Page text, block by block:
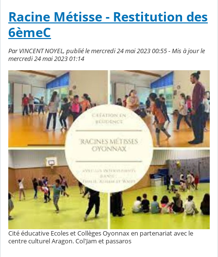
Racine Métisse - Restitution des
6èmeC
Par VINCENT NOYEL, publié le mercredi 24 mai 2023 00:55 - Mis à jour le
mercredi 24 mai 2023 01:14
Cité éducative Ecoles et Collèges Oyonnax en partenariat avec le
centre culturel Aragon. Col'Jam et passaros